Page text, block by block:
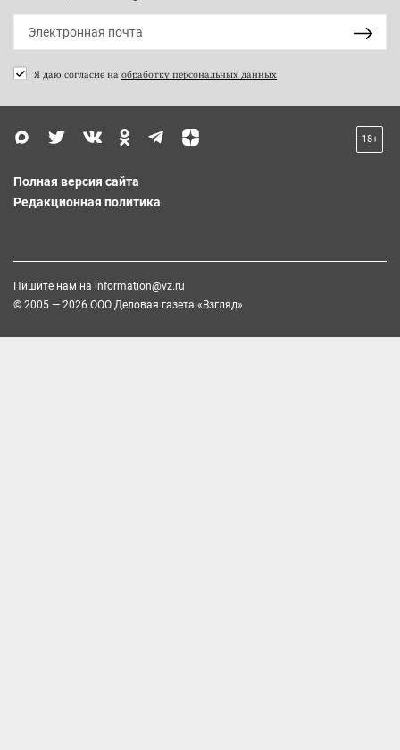
Я даю согласие на обработку персональных данных
18+
Полная версия сайта
Редакционная политика
Пишите нам на information@vz.ru
© 2005 — 2026 ООО Деловая газета «Взгляд»